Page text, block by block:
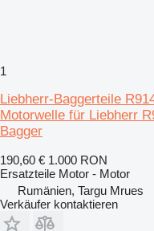
1
Liebherr-Baggerteile
Motorwelle für Liebherr
Bagger
190,60 € 1.000 RON
Ersatzteile Motor - Motor
Rumänien, Targu Mrues
Verkäufer kontaktieren